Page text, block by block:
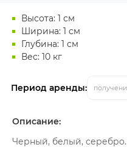
Высота: 1 см
Ширина: 1 см
Глубина: 1 см
Вес: 10 кг
Период аренды:
Описание:
Черный, белый,